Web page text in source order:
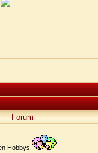
Forum
Hobbys